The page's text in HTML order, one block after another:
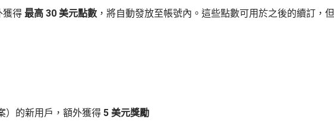
獲得 最高 30 美元點數 ，將自動發放至帳號內。這些點數可用於之後的續訂，但
）的新用戶，額外獲得 5 美元獎勵